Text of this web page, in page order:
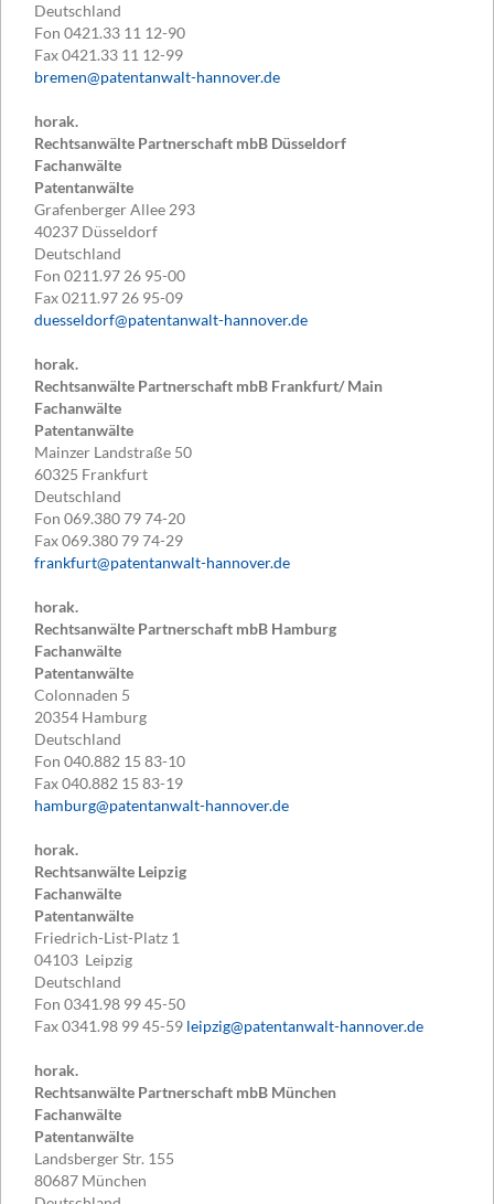
Deutschland
Fon 0421.33 11 12-90
Fax0421.33 11 12-99
bremen@patentanwalt-hannover.de
horak.
Rechtsanwälte Partnerschaft mbB Düsseldorf
Fachanwälte
Patentanwälte
Grafenberger Allee 293
40237 Düsseldorf
Deutschland
Fon 0211.97 26 95-00
Fax0211.97 26 95-09
duesseldorf@patentanwalt-hannover.de
horak.
Rechtsanwälte Partnerschaft mbB Frankfurt/ Main
Fachanwälte
Patentanwälte
Mainzer Landstraße 50
60325 Frankfurt
Deutschland
Fon 069.380 79 74-20
Fax069.380 79 74-29
frankfurt@patentanwalt-hannover.de
horak.
Rechtsanwälte Partnerschaft mbB Hamburg
Fachanwälte
Patentanwälte
Colonnaden 5
20354 Hamburg
Deutschland
Fon 040.882 15 83-10
Fax040.882 15 83-19
hamburg@patentanwalt-hannover.de
horak.
Rechtsanwälte Leipzig
Fachanwälte
Patentanwälte
Friedrich-List-Platz 1
04103 Leipzig
Deutschland
Fon 0341.98 99 45-50
Fax0341.98 99 45-59 leipzig@patentanwalt-hannover.de
horak.
Rechtsanwälte Partnerschaft mbB München
Fachanwälte
Patentanwälte
Landsberger Str. 155
80687 München